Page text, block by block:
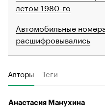
летом 1980-го
Автомобильные
расшифровывались
Авторы Теги
Анастасия Манухина